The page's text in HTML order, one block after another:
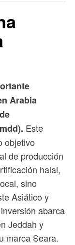
Arabia
Este
objetivo
de producción
halal,
sino
Asiático y
abarca
Jeddah y
marca Seara.